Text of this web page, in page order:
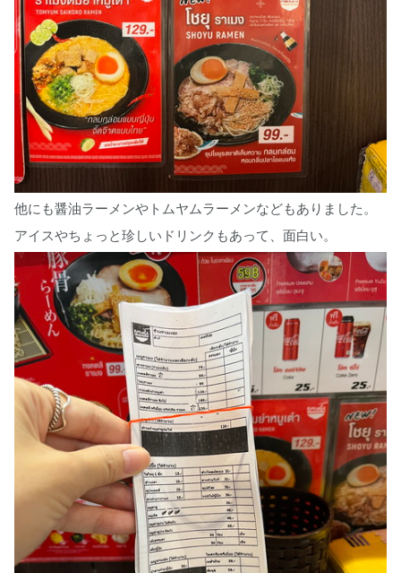
他にも醤油ラーメンやトムヤムラーメンなどもありました。
アイスやちょっと珍しいドリンクもあって、面白い。